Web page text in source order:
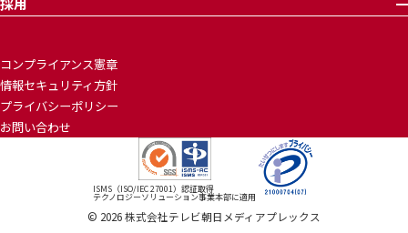
コンプライアンス憲章
情報セキュリティ方針
プライバシーポリシー
お問い合わせ
ISMS（ISO/IEC 27001）認証取得
テクノロジーソリューション事業本部に適用
© 2026株式会社テレビ朝日メディアプレックス